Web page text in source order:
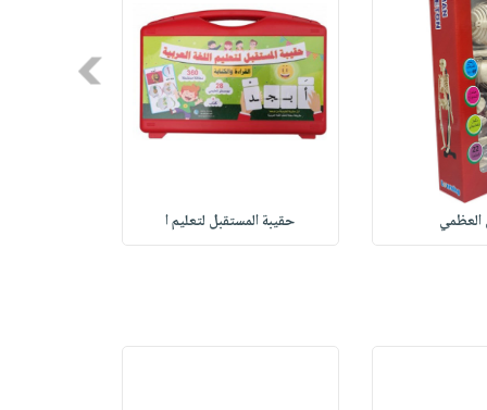
العظمي حقيبة المستقبل لتعليم ا
Next